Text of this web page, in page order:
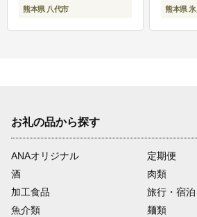
熊本県 八代市 熊本県
お礼の品から探す
ANAオリジナル
定期便
酒
肉類
加工食品
旅行・宿
魚介類
麺類